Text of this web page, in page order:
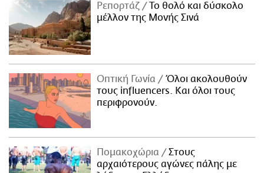
Ρεπορτάζ
Το θολό και δύσκολο
μέλλον της Μονής Σινά
Οπτική Γωνία
Όλοι ακολουθούν
τους influencers. Και όλοι τους
περιφρονούν.
Πομακοχώρια
Στους
αρχαιότερους αγώνες πάλης με